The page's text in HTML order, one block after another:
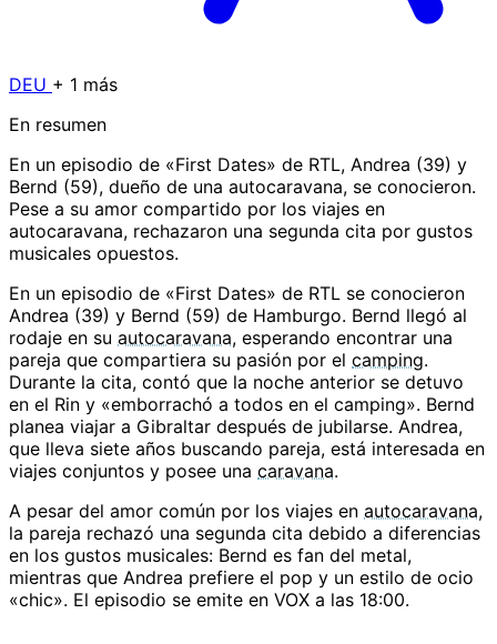
DEU + 1 más
En resumen
En un episodio de «First Dates» de RTL, Andrea (39) y
Bernd (59), dueño de una autocaravana, se conocieron.
Pese a su amor compartido por los viajes en
autocaravana, rechazaron una segunda cita por gustos
musicales opuestos.
En un episodio de «First Dates» de RTL se conocieron
Andrea (39) y Bernd (59) de Hamburgo. Bernd llegó al
rodaje en su autocaravana, esperando encontrar una
pareja que compartiera su pasión por el camping.
Durante la cita, contó que la noche anterior se detuvo
en el Rin y «emborrachó a todos en el camping». Bernd
planea viajar a Gibraltar después de jubilarse. Andrea,
que lleva siete años buscando pareja, está interesada en
viajes conjuntos y posee una caravana.
A pesar del amor común por los viajes en autocaravana,
la pareja rechazó una segunda cita debido a diferencias
en los gustos musicales: Bernd es fan del metal,
mientras que Andrea prefiere el pop y un estilo de ocio
«chic». El episodio se emite en VOX a las 18:00.